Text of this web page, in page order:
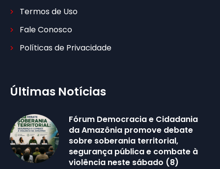
Termos de Uso
Fale Conosco
Políticas de Privacidade
Últimas Notícias
Fórum Democracia e Cidadania
da Amazônia promove debate
sobre soberania territorial,
segurança pública e combate à
violência neste sábado (8)